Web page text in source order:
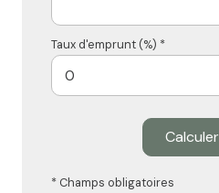
Taux d'emprunt (%) *
Calculer
* Champs obligatoires